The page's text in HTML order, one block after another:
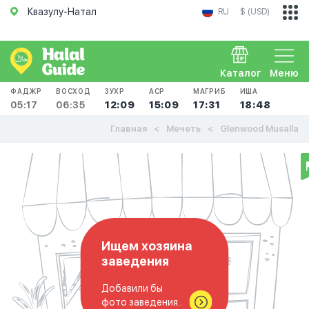
Квазулу-Натал RU $ (USD)
Меню
Каталог
ФАДЖР
05:17
ВОСХОД
06:35
ЗУХР
12:09
АСР
15:09
МАГРИБ
17:31
ИША
18:48
Главная Мечеть Glenwood Musalla
Ищем хозяина
заведения
Добавили бы
фото заведения..